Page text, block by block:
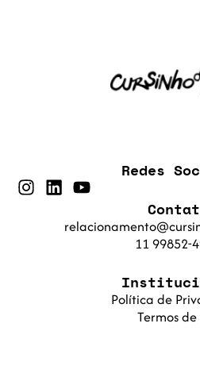
Política de
Termos de
11 99852-
Redes